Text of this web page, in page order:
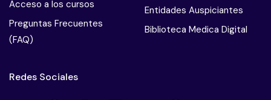
Parafilias
Sindrome de Burnout
Acceso a los cursos
Preguntas Frecuentes
(FAQ)
Entidades Auspiciantes
Biblioteca Medica Digital
Redes Sociales